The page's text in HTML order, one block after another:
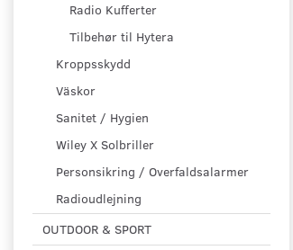
Radio Kufferter
Tilbehør til Hytera
Kroppsskydd
Väskor
Sanitet / Hygien
Wiley X Solbriller
Personsikring / Overfaldsalarmer
Radioudlejning
OUTDOOR & SPORT